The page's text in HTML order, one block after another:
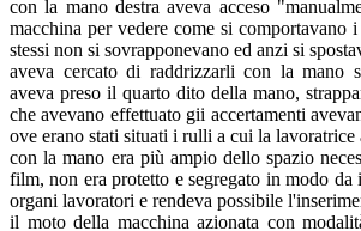
con la mano destra aveva acceso
macchina per vedere come si comportavano
stessi non si sovrapponevano ed anzi si
aveva cercato di raddrizzarli con la mano
aveva preso il quarto dito della mano,
che avevano effettuato gii accertamenti
ove erano stati situati i rulli a cui la lavoratrice
con la mano era più ampio dello spazio
film, non era protetto e segregato in modo da
organi lavoratori e rendeva possibile
il moto della macchina azionata con